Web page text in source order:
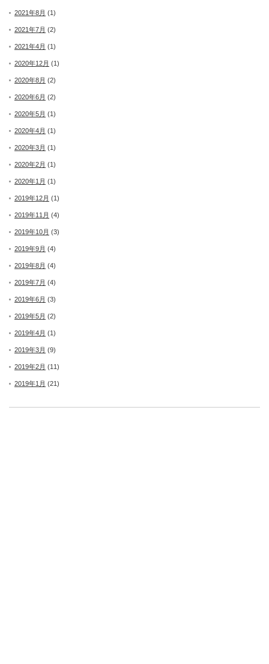
2021年8月 (1)
2021年7月 (2)
2021年4月 (1)
2020年12月 (1)
2020年8月 (2)
2020年6月 (2)
2020年5月 (1)
2020年4月 (1)
2020年3月 (1)
2020年2月 (1)
2020年1月 (1)
2019年12月 (1)
2019年11月 (4)
2019年10月 (3)
2019年9月 (4)
2019年8月 (4)
2019年7月 (4)
2019年6月 (3)
2019年5月 (2)
2019年4月 (1)
2019年3月 (9)
2019年2月 (11)
2019年1月 (21)